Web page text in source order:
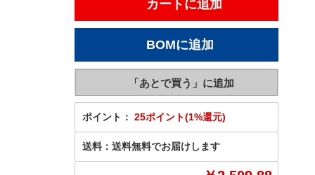
ポイント： 25ポイント(1%還元)
送料： 送料無料でお届けします